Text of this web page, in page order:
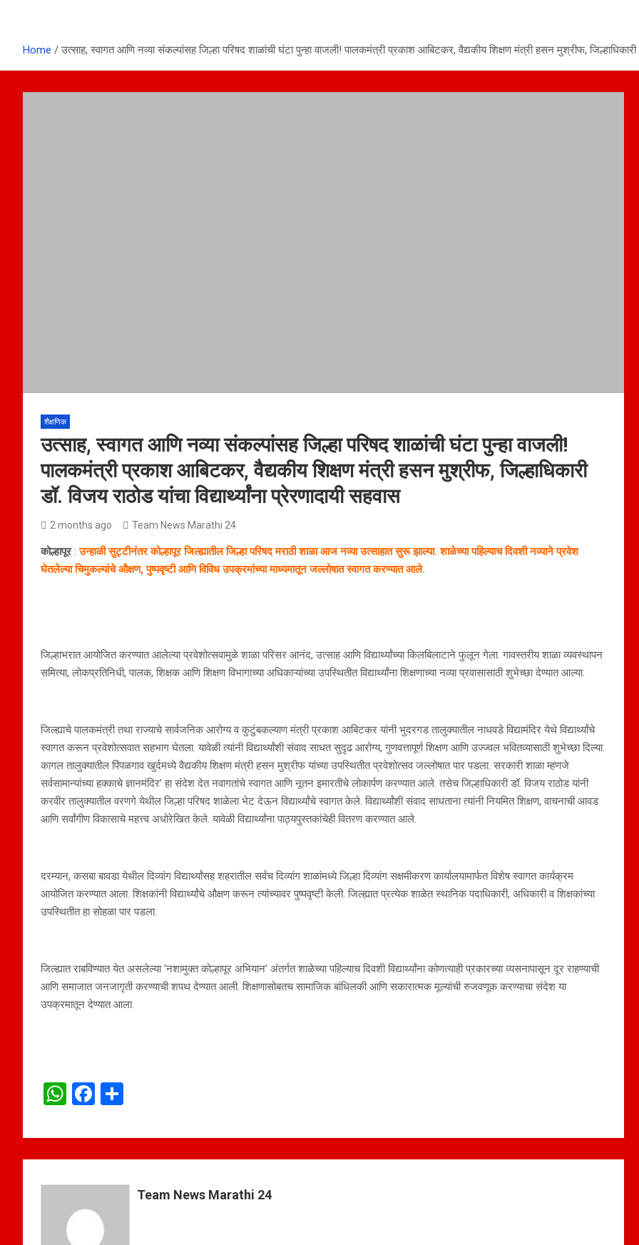
Home उत्साह, स्वागत आणि नव्या संकल्पांसह जिल्हा परिषद शाळांची घंटा पुन्हा वाजली! पालकमंत्री प्रकाश आबिटकर, वैद्यकीय शिक्षण मंत्री हसन मुश्रीफ, जिल्हाधिकारी डॉ.
शैक्षणिक
उत्साह, स्वागत आणि नव्या संकल्पांसह जिल्हा परिषद शाळांची घंटा पुन्हा वाजली!
पालकमंत्री प्रकाश आबिटकर, वैद्यकीय शिक्षण मंत्री हसन मुश्रीफ, जिल्हाधिकारी
डॉ. विजय राठोड यांचा विद्यार्थ्यांना प्रेरणादायी सहवास
2 months ago Team News Marathi 24
कोल्हापूर:उन्हाळी सुट्टीनंतर कोल्हापूर जिल्ह्यातील जिल्हा परिषद मराठी शाळा आज नव्या उत्साहात सुरू झाल्या. शाळेच्या पहिल्याच दिवशी नव्याने प्रवेश
घेतलेल्या चिमुकल्यांचे औक्षण, पुष्पवृष्टी आणि विविध उपक्रमांच्या माध्यमातून जल्लोषात स्वागत करण्यात आले.
जिल्हाभरात आयोजित करण्यात आलेल्या प्रवेशोत्सवामुळे शाळा परिसर आनंद, उत्साह आणि विद्यार्थ्यांच्या किलबिलाटाने फुलून गेला. गावस्तरीय शाळा व्यवस्थापन
समित्या, लोकप्रतिनिधी, पालक, शिक्षक आणि शिक्षण विभागाच्या अधिकाऱ्यांच्या उपस्थितीत विद्यार्थ्यांना शिक्षणाच्या नव्या प्रवासासाठी शुभेच्छा देण्यात आल्या.
जिल्ह्याचे पालकमंत्री तथा राज्याचे सार्वजनिक आरोग्य व कुटुंबकल्याण मंत्री प्रकाश आबिटकर यांनी भुदरगड तालुक्यातील नाधवडे विद्यामंदिर येथे विद्यार्थ्यांचे
स्वागत करून प्रवेशोत्सवात सहभाग घेतला. यावेळी त्यांनी विद्यार्थ्यांशी संवाद साधत सुदृढ आरोग्य, गुणवत्तापूर्ण शिक्षण आणि उज्ज्वल भवितव्यासाठी शुभेच्छा दिल्या.
कागल तालुक्यातील पिंपळगाव खुर्दमध्ये वैद्यकीय शिक्षण मंत्री हसन मुश्रीफ यांच्या उपस्थितीत प्रवेशोत्सव जल्लोषात पार पडला. सरकारी शाळा म्हणजे
सर्वसामान्यांच्या हक्काचे ज्ञानमंदिर’ हा संदेश देत नवागतांचे स्वागत आणि नूतन इमारतीचे लोकार्पण करण्यात आले. तसेच जिल्हाधिकारी डॉ. विजय राठोड यांनी
करवीर तालुक्यातील वरणगे येथील जिल्हा परिषद शाळेला भेट देऊन विद्यार्थ्यांचे स्वागत केले. विद्यार्थ्यांशी संवाद साधताना त्यांनी नियमित शिक्षण, वाचनाची आवड
आणि सर्वांगीण विकासाचे महत्त्व अधोरेखित केले. यावेळी विद्यार्थ्यांना पाठ्यपुस्तकांचेही वितरण करण्यात आले.
दरम्यान, कसबा बावडा येथील दिव्यांग विद्यार्थ्यांसह शहरातील सर्वच दिव्यांग शाळांमध्ये जिल्हा दिव्यांग सक्षमीकरण कार्यालयामार्फत विशेष स्वागत कार्यक्रम
आयोजित करण्यात आला. शिक्षकांनी विद्यार्थ्यांचे औक्षण करून त्यांच्यावर पुष्पवृष्टी केली. जिल्ह्यात प्रत्येक शाळेत स्थानिक पदाधिकारी, अधिकारी व शिक्षकांच्या
उपस्थितीत हा सोहळा पार पडला.
जिल्ह्यात राबविण्यात येत असलेल्या ‘नशामुक्त कोल्हापूर अभियान’ अंतर्गत शाळेच्या पहिल्याच दिवशी विद्यार्थ्यांना कोणत्याही प्रकारच्या व्यसनापासून दूर राहण्याची
आणि समाजात जनजागृती करण्याची शपथ देण्यात आली. शिक्षणासोबतच सामाजिक बांधिलकी आणि सकारात्मक मूल्यांची रुजवणूक करण्याचा संदेश या
उपक्रमातून देण्यात आला.
W
at
s
A
p
p
F
ce
b
o
o
k
ar
e
Team News Marathi 24